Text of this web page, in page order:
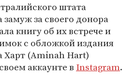
штата
за своего донора
книгу об их встрече и
с обложкой издания
Харт (Aminah Hart)
аккаунте в Instagram.